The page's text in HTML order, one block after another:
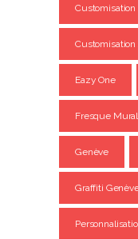
Eazy One
Fresque
Genève
Graffiti